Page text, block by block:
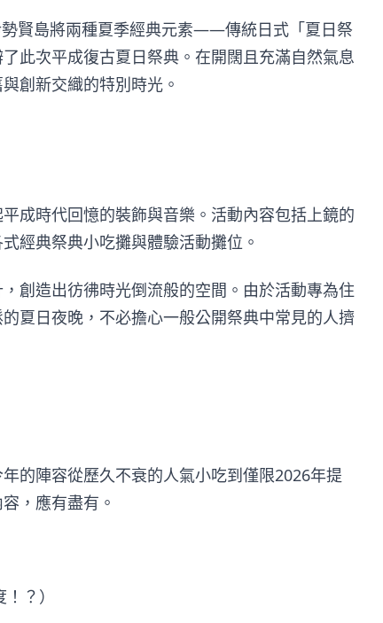
勢賢島將兩種夏季經典元素——傳統日式「夏日祭
此次平成復古夏日祭典。在開闊且充滿自然氣息
創新交織的特別時光。
成時代回憶的裝飾與音樂。活動內容包括上鏡的
經典祭典小吃攤與體驗活動攤位。
創造出彷彿時光倒流般的空間。由於活動專為住
夏日夜晚，不必擔心一般公開祭典中常見的人擠
的陣容從歷久不衰的人氣小吃到僅限2026年提
，應有盡有。
？）